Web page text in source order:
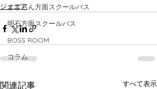
すずらん方面スクールバス
明石方面スクールバス
BOSS ROOM
コラム
ジュニア
関連記事 すべて表示